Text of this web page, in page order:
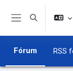
Ir para o conteúdo
Alternar
Fórum RSS